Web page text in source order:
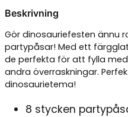
Beskrivning
Gör dinosauriefesten ännu
partypåsar! Med ett
de perfekta för att fylla
andra överraskningar.
dinosaurietema!
8 stycken